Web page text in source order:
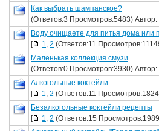
Как выбрать шампанское?
(Ответов:3 Просмотров:5483) Автор:
Воду очищаете для питья дома или
[
1, 2 (Ответов:11
Маленькая коллекция смузи
(Ответов:0 Просмотров:3930) Автор:
Алкогольные коктейли
[
1, 2 (Ответов:11
Безалкогольные коктейли рецепты
[
1, 2 (Ответов:15